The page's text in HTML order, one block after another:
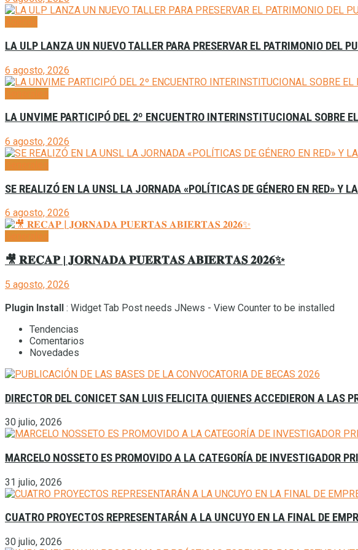
LA ULP LANZA UN NUEVO TALLER PARA PRESERVAR EL PATRIMONIO DEL
6 agosto, 2026
LA UNVIME PARTICIPÓ DEL 2º ENCUENTRO INTERINSTITUCIONAL SOBRE
6 agosto, 2026
SE REALIZÓ EN LA UNSL LA JORNADA «POLÍTICAS DE GÉNERO EN RED» Y
6 agosto, 2026
🎥 𝐑𝐄𝐂𝐀𝐏 | 𝐉𝐎𝐑𝐍𝐀𝐃𝐀 𝐏𝐔𝐄𝐑𝐓𝐀𝐒 𝐀𝐁𝐈𝐄𝐑𝐓𝐀𝐒 𝟐𝟎𝟐𝟔✨
5 agosto, 2026
Plugin Install : Widget Tab Post needs JNews - View Counter to be installed
Tendencias
Comentarios
Novedades
DIRECTOR DEL CONICET SAN LUIS FELICITA QUIENES ACCEDIERON A LAS
30 julio, 2026
MARCELO NOSSETO ES PROMOVIDO A LA CATEGORÍA DE INVESTIGADOR
31 julio, 2026
CUATRO PROYECTOS REPRESENTARÁN A LA UNCUYO EN LA FINAL DE
30 julio, 2026